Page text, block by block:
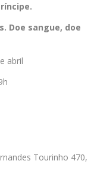
Doe sangue, doe
abril
Tourinho 470,